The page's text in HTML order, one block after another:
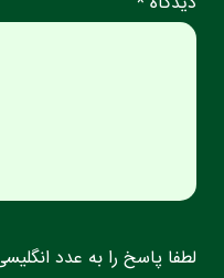
لطفا پاسخ را به عدد